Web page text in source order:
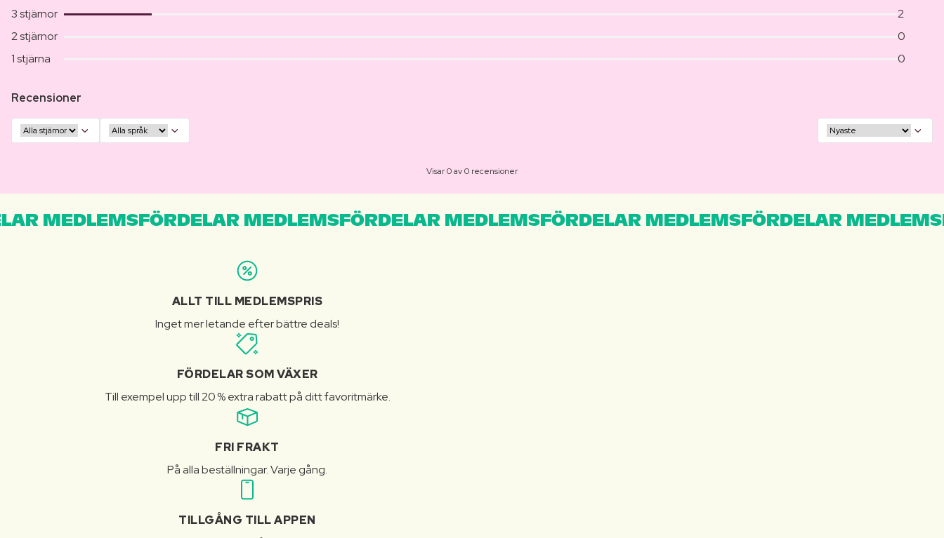
3 stjärnor
2
2 stjärnor
0
1 stjärna
0
Recensioner
Visar 0 av 0 recensioner
MEDLEMSFÖRDELAR MEDLEMSFÖRDELAR MEDLEMSFÖRDELAR MEDLEMSFÖRDELAR
ALLT TILL MEDLEMSPRIS
Inget mer letande efter bättre deals!
FÖRDELAR SOM VÄXER
Till exempel upp till 20 % extra rabatt på ditt favoritmärke.
FRI FRAKT
På alla beställningar. Varje gång.
TILLGÅNG TILL APPEN